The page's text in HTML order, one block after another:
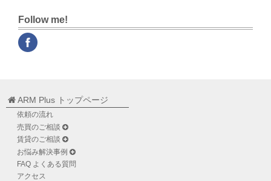
Follow me!
ARM Plus トップページ
依頼の流れ
売買のご相談
賃貸のご相談
お悩み解決事例
FAQ よくある質問
アクセス